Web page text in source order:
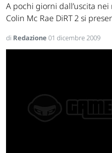
A pochi giorni dall’uscita
Colin Mc Rae DiRT 2 si
di Redazione01 dicembre 2009